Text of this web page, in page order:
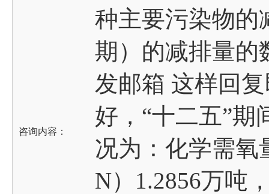
咨询内容：
种主要污染物的
期）的减排量的
发邮箱 这样回
好，“十二五”期
况为：化学需氧
N）1.2856万吨